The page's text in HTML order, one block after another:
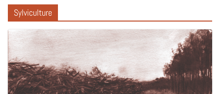
Sylviculture